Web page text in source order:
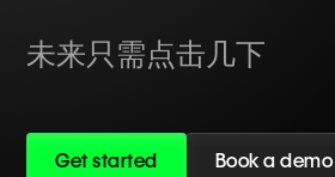
未来只需点击几下
Get started Book a demo